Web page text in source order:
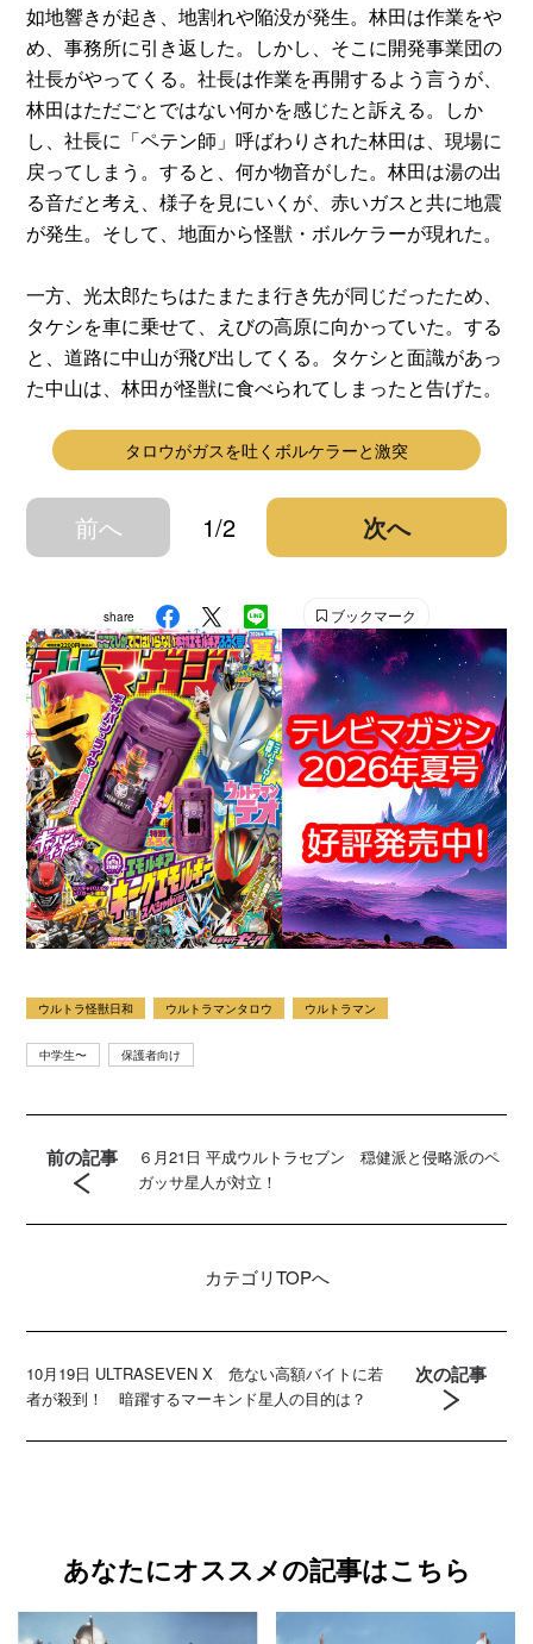
如地響きが起き、地割れや陥没が発生。林田は作業をや
め、事務所に引き返した。しかし、そこに開発事業団の
社長がやってくる。社長は作業を再開するよう言うが、
林田はただごとではない何かを感じたと訴える。しか
し、社長に「ペテン師」呼ばわりされた林田は、現場に
戻ってしまう。すると、何か物音がした。林田は湯の出
る音だと考え、様子を見にいくが、赤いガスと共に地震
が発生。そして、地面から怪獣・ボルケラーが現れた。
一方、光太郎たちはたまたま行き先が同じだったため、
タケシを車に乗せて、えびの高原に向かっていた。する
と、道路に中山が飛び出してくる。タケシと面識があっ
た中山は、林田が怪獣に食べられてしまったと告げた。
タロウがガスを吐くボルケラーと激突
前へ 1/2 次へ
share ブックマーク
ウルトラ怪獣日和 ウルトラマンタロウ ウルトラマン
中学生〜 保護者向け
前の記事
６月21日 平成ウルトラセブン 穏健派と侵略派のペ
ガッサ星人が対立！
カテゴリTOPへ
10月19日 ULTRASEVEN X 危ない高額バイトに若
者が殺到！ 暗躍するマーキンド星人の目的は？
次の記事
あなたにオススメの記事はこちら